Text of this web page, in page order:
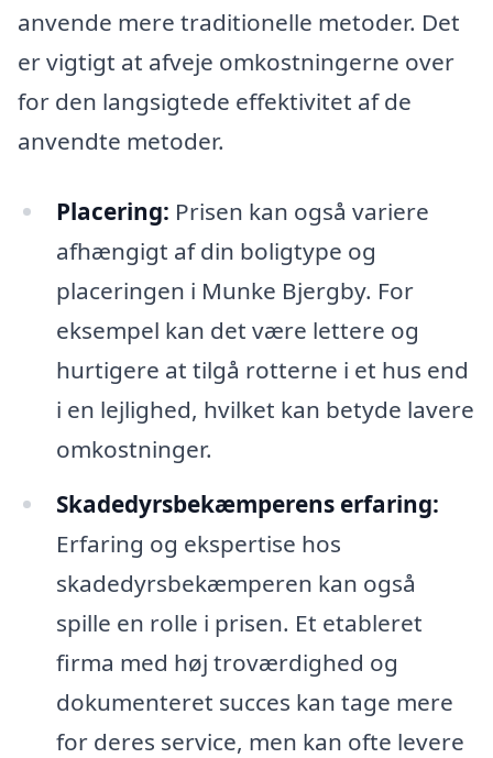
anvende mere traditionelle metoder. Det
er vigtigt at afveje omkostningerne over
for den langsigtede effektivitet af de
anvendte metoder.
Placering: Prisen kan også variere
afhængigt af din boligtype og
placeringen i Munke Bjergby. For
eksempel kan det være lettere og
hurtigere at tilgå rotterne i et hus end
i en lejlighed, hvilket kan betyde lavere
omkostninger.
Skadedyrsbekæmperens erfaring:
Erfaring og ekspertise hos
skadedyrsbekæmperen kan også
spille en rolle i prisen. Et etableret
firma med høj troværdighed og
dokumenteret succes kan tage mere
for deres service, men kan ofte levere